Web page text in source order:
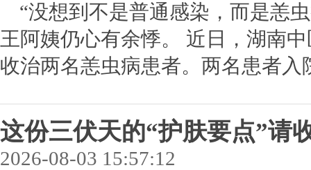
“没想到不是普通感染，而是恙
王阿姨仍心有余悸。 近日，湖南
收治两名恙虫病患者。两名患者
这份三伏天的“护肤要点”请
2026-08-03 15:57:12